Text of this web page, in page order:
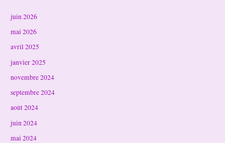
juin 2026
mai 2026
avril 2025
janvier 2025
novembre 2024
septembre 2024
août 2024
juin 2024
mai 2024